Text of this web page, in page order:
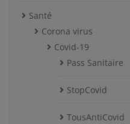
Santé
Corona virus
Covid-19
Pass Sanitaire
StopCovid
TousAntiCovid